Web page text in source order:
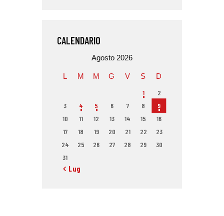
CALENDARIO
Agosto 2026
L M M G V S D
1
2
3
4 5 6 7 8
9
10
11 12 13 14 15
16
17
18 19 20 21 22
23
24
25 26 27 28 29
30
31
« Lug